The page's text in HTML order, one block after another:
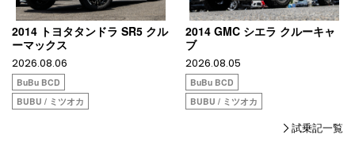
2014 トヨタタンドラ SR5 クル
ーマックス
2026.08.06
BuBu BCD
BUBU / ミツオカ
2014 GMC シエラ クルーキャ
ブ
2026.08.05
BuBu BCD
BUBU / ミツオカ
試乗記一覧